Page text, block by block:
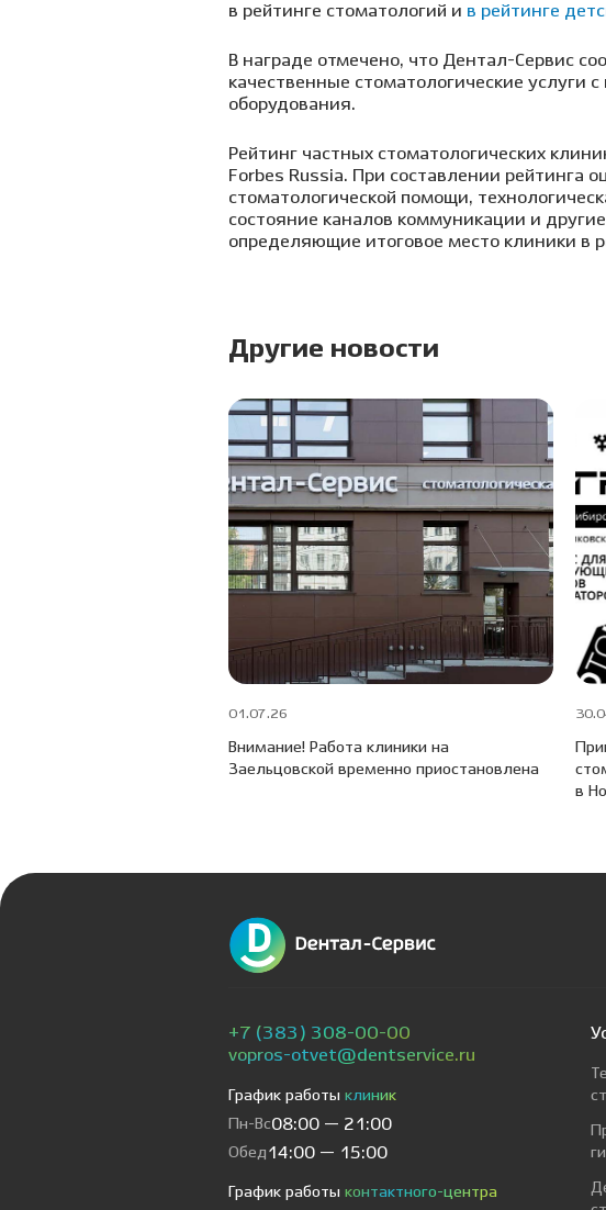
в рейтинге стоматологий и в рейтинге
В награде отмечено, что Дентал-Сервис
качественные стоматологические услуги
оборудования.
Рейтинг частных стоматологических
Forbes Russia. При составлении рейтинга
стоматологической помощи,
состояние каналов коммуникации и
определяющие итоговое место клиники в
Другие новости
01.07.26
Внимание! Работа клиники на
Заельцовской временно приостановлена
в
+7 (383) 308-00-00
vopros-otvet@dentservice.ru
График работы клиник
Пн-Вс08:00 — 21:00
Обед 14:00 — 15:00
График работы контактного-центра